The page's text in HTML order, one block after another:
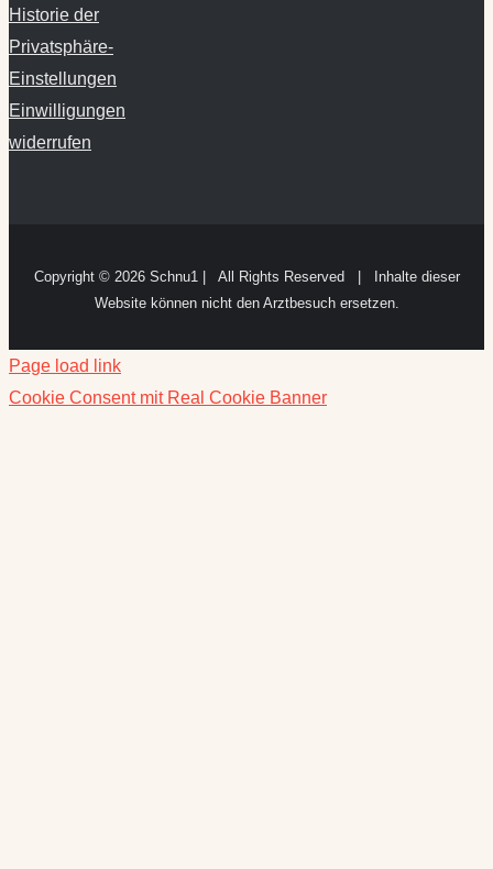
Historie der
Privatsphäre-
Einstellungen
Einwilligungen
widerrufen
Copyright © 2026 Schnu1 | All Rights Reserved | Inhalte dieser
Website können nicht den Arztbesuch ersetzen.
Page load link
Cookie Consent mit Real Cookie Banner